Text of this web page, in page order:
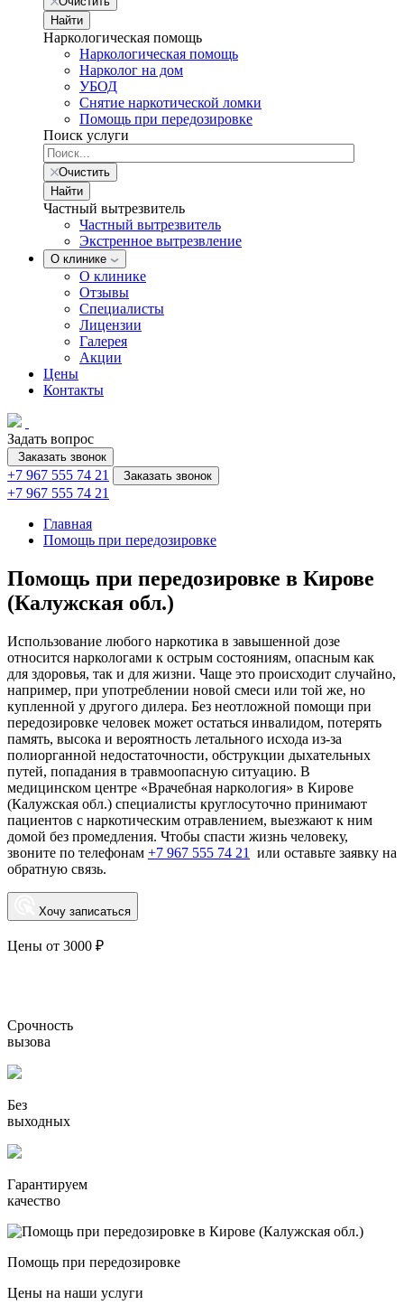
Найти
Наркологическая помощь
Наркологическая помощь
Нарколог на дом
УБОД
Снятие наркотической ломки
Помощь при передозировке
Поиск услуги
Очистить
Найти
Частный вытрезвитель
Частный вытрезвитель
Экстренное вытрезвление
О клинике
О клинике
Отзывы
Специалисты
Лицензии
Галерея
Акции
Цены
Контакты
Задать вопрос
Заказать звонок
+7 967 555 74 21 Заказать звонок
+7 967 555 74 21
Главная
Помощь при передозировке
Помощь при передозировке в Кирове
(Калужская обл.)
Использование любого наркотика в завышенной дозе
относится наркологами к острым состояниям, опасным как
для здоровья, так и для жизни. Чаще это происходит случайно,
например, при употреблении новой смеси или той же, но
купленной у другого дилера. Без неотложной помощи при
передозировке человек может остаться инвалидом, потерять
память, высока и вероятность летального исхода из-за
полиорганной недостаточности, обструкции дыхательных
путей, попадания в травмоопасную ситуацию. В
медицинском центре «Врачебная наркология» в Кирове
(Калужская обл.) специалисты круглосуточно принимают
пациентов с наркотическим отравлением, выезжают к ним
домой без промедления. Чтобы спасти жизнь человеку,
звоните по телефонам +7 967 555 74 21
или оставьте заявку на
обратную связь.
Хочу записаться
Цены от 3000 ₽
Срочность
вызова
Без
выходных
Гарантируем
качество
Помощь при передозировке
Цены на наши услуги